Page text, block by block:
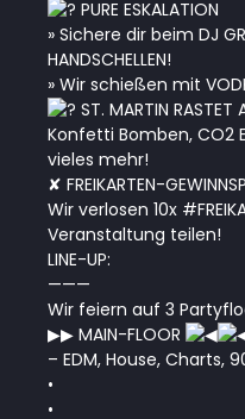
PURE ESKALATION
» Sichere dir beim DJ
HANDSCHELLEN!
» Wir schießen mit
ST. MARTIN RASTET
Konfetti Bomben, CO2
vieles mehr!
✘ FREIKARTEN-
Wir verlosen 10x
Veranstaltung teilen!
LINE-UP:
———
Wir feiern auf 3
▶︎▶︎ MAIN-FLOOR
– EDM, House, Charts,
•
•